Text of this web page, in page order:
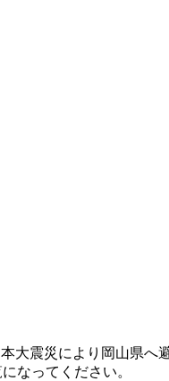
大震災により岡山県
なってください。